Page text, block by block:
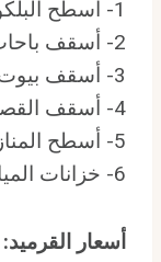
1- أسطح البلكونات.
2- أسقف باحات المساجد.
3- أسقف بيوت الشعر.
4- أسقف القصور الفلل.
5- أسطح المنازل.
6- خزانات المياة على الاسطح.
أسعار القرميد: